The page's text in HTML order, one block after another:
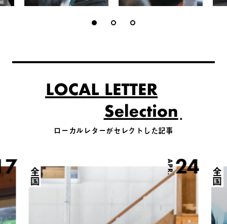
ローカルレターがセレクトした記事
APR.24
全国 全国